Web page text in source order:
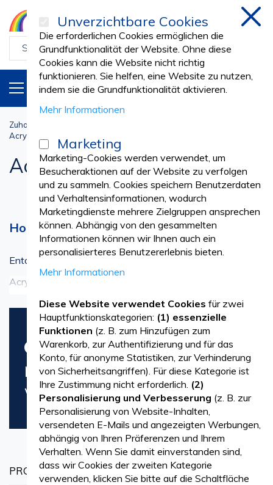
PRODUKTE
Zuhause
Acryl-Kunstzähne
Acryl-Kunstzähne
Hochwertige Acryl-Kunstzähne
Entdecken Sie unsere exklusive Auswahl an hochwertigen
Acryl-Kunstzähnen bei Vetro Design. Aus erstklassigem
Acryl gefertigt, bieten unsere Zähne außergewöhnliche
Haltbarkeit, Ästhetik und Funktionalität für
zahntechnische Restaurationen.
Umfassende Auswahl
Entdecken Sie unser umfassendes Sortiment an Acryl-
Kunstzähnen – darunter Front- und Seitenzähne,
Prothesenzähne sowie Zähne aus Kompositmaterial.
Jedes Produkt ist präzise gefertigt, um das natürliche
Es konnte keine zur Auswahl
passenden Produkte gefunden
werden.
PRODUKTE VERGLEICHEN
Unverzichtbare Cookies
Die erforderlichen Cookies ermöglichen die
Grundfunktionalität der Website. Ohne diese
Cookies kann die Website nicht richtig
funktionieren. Sie helfen, eine Website zu nutzen,
indem sie die Grundfunktionalität aktivieren.
Mehr Informationen
Marketing
Marketing-Cookies werden verwendet, um
Besucheraktionen auf der Website zu verfolgen
und zu sammeln. Cookies speichern Benutzerdaten
und Verhaltensinformationen, wodurch
Marketingdienste mehrere Zielgruppen ansprechen
können. Abhängig von den gesammelten
Informationen können wir Ihnen auch ein
personalisierteres Benutzererlebnis bieten.
Mehr Informationen
Diese Website verwendet Cookies für zwei
Hauptfunktionskategorien: (1) essenzielle
Funktionen (z. B. zum Hinzufügen zum
Warenkorb, zur Authentifizierung und für das
Konto, für anonyme Statistiken, zur Verhinderung
von Sicherheitsangriffen). Für diese Kategorie ist
Ihre Zustimmung nicht erforderlich. (2)
Personalisierung und Verbesserung (z. B. zur
Personalisierung von Website-Inhalten,
versendeten E-Mails und angezeigten Werbungen,
abhängig von Ihren Präferenzen und Ihrem
Verhalten. Wenn Sie damit einverstanden sind,
dass wir Cookies der zweiten Kategorie
verwenden, klicken Sie bitte auf die Schaltfläche